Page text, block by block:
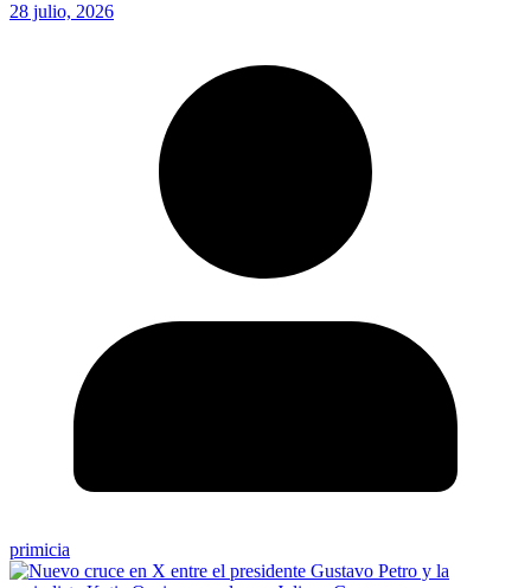
28 julio, 2026
primicia